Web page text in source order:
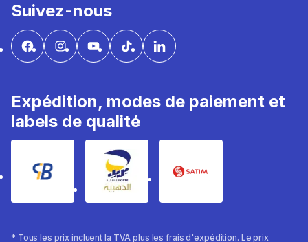
Suivez-nous
Expédition, modes de paiement et
labels de qualité
* Tous les prix incluent la TVA plus les frais d'expédition. Le prix